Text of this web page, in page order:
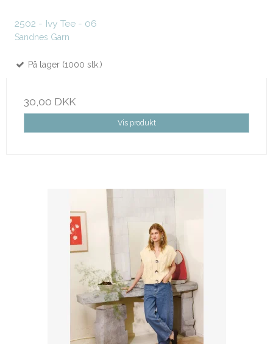
2502 - Ivy Tee - 06
Sandnes Garn
På lager (1000 stk.)
30,00 DKK
Vis produkt